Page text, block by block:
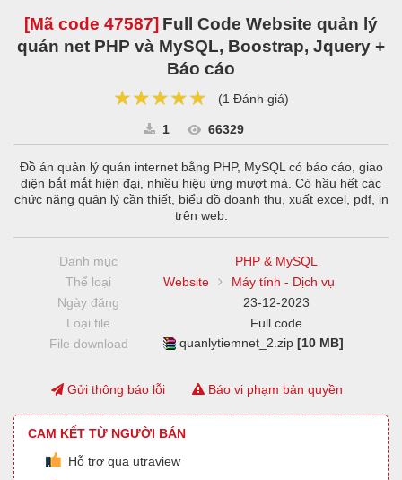
[Mã code 47587] Full Code Website quản lý
quán net PHP và MySQL, Boostrap, Jquery +
Báo cáo
★★★★★
★★★★★
★★★★★ (1 Đánh giá)
1 66329
Đồ án quản lý quán internet bằng PHP, MySQL có báo cáo, giao
diện bắt mắt hiện đại, nhiều hiệu ứng mượt mà. Có hầu hết các
chức năng quản lý cần thiết, biểu đồ doanh thu, xuất excel, pdf, in
trên web.
Danh mục
PHP & MySQL
Thể loại
Website
Máy tính - Dịch vụ
Ngày đăng
23-12-2023
Loại file
Full code
File download
quanlytiemnet_2.zip[10 MB]
Gửi thông báo lỗi Báo vi phạm bản quyền
CAM KẾT TỪ NGƯỜI BÁN
Hỗ trợ qua utraview